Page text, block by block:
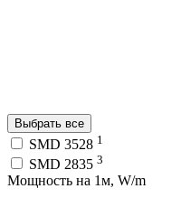
Выбрать все
SMD 3528 1
SMD 2835 3
Мощность на 1м, W/m